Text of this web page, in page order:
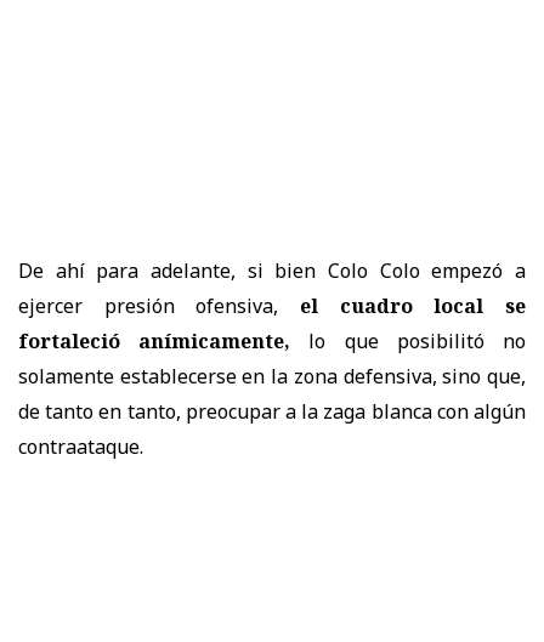
De ahí para adelante, si bien Colo Colo empezó a
ejercer presión ofensiva, el cuadro local se
fortaleció anímicamente, lo que posibilitó no
solamente establecerse en la zona defensiva, sino que,
de tanto en tanto, preocupar a la zaga blanca con algún
contraataque.